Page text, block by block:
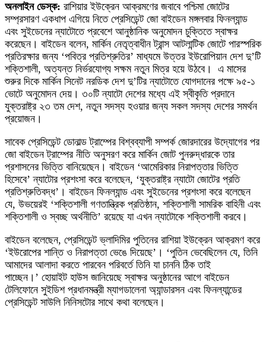
অনলাইন ডেস্ক: রাশিয়ার ইউক্রেন আক্রমণের জবাবে পশ্চিমা জোটের
সম্প্রসারণ একধাপ এগিয়ে নিতে প্রেসিডেন্ট জো বাইডেন মঙ্গলবার ফিনল্যান্ড
এবং সুইডেনের ন্যাটোতে প্রবেশে আনুষ্ঠানিক অনুমোদন চুক্তিতে স্বাক্ষর
করেছেন। বাইডেন বলেন, মার্কিন নেতৃত্বাধীন ট্রান্স আটলান্টিক জোটে পারস্পরিক
প্রতিরক্ষার জন্য ‘পবিত্র প্রতিশ্রুতির’ মাধ্যমে উত্তর ইউরোপিয়ান দেশ দু’টি
শক্তিশালী, অত্যন্ত নির্ভরযোগ্য সক্ষম নতুন মিত্র হয়ে উঠবে। এ মাসের
শুরুর দিকে মার্কিন সিনেট নরডিক দেশ দু’টির ন্যাটোতে যোগদানের পক্ষে ৯৫-১
ভোটে অনুমোদন দেয়। ৩০টি ন্যাটো দেশের মধ্যে এই স্বীকৃতি প্রদানে
যুক্তরাষ্ট্র ২৩ তম দেশ, নতুন সদস্য হওয়ার জন্য সকল সদস্য দেশের সমর্থন
প্রয়োজন।
সাবেক প্রেসিডেন্ট ডোনাল্ড ট্রাম্পের বিশ্বব্যাপী সম্পর্ক জোরদারের উদ্যোগের পর
জো বাইডেন ট্রাম্পের নীতি অনুসরণ করে মার্কিন জোট পুনরুদ্ধারকে তার
প্রশাসনের ভিত্তি বানিয়েছেন। বাইডেন ‘আমেরিকার নিরাপত্তার ভিত্তি
হিসেবে’ ন্যাটোর প্রশংসা করে বলেছেন, ‘যুক্তরাষ্ট্র ন্যাটো জোটের প্রতি
প্রতিশ্রুতিবদ্ধ’। বাইডেন ফিনল্যান্ড এবং সুইডেনের প্রশংসা করে বলেছেন
যে, উভয়েরই ‘শক্তিশালী গণতান্ত্রিক প্রতিষ্ঠান, শক্তিশালী সামরিক বাহিনী এবং
শক্তিশালী ও স্বচ্ছ অর্থনীতি’ রয়েছে যা এখন ন্যাটোকে শক্তিশালী করবে।
বাইডেন বলেছেন, প্রেসিডেন্ট ভ্লাদিমির পুতিনের রাশিয়া ইউক্রেন আক্রমণ করে
‘ইউরোপের শান্তি ও নিরাপত্তা ভেঙে দিয়েছে’। ‘পুতিন ভেবেছিলেন যে, তিনি
আমাদের আলাদা করতে পারবেন পরিবর্তে তিনি যা চাননি ঠিক তাই
পাচ্ছেন।’ হোয়াইট হাউস জানিয়েছে স্বাক্ষর অনুষ্ঠানের আগে বাইডেন
টেলিফোনে সুইডিশ প্রধানমন্ত্রী ম্যাগডালেনা অ্যান্ডারসন এবং ফিনল্যান্ডের
প্রেসিডেন্ট সাউলি নিনিসটোর সাথে কথা বলেছেন।